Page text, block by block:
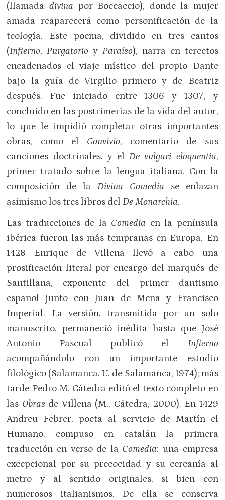
(llamada divina por Boccaccio), donde la mujer
amada reaparecerá como personificación de la
teología. Este poema, dividido en tres cantos
(Infierno,PurgatorioyParaíso), narra en tercetos
encadenados el viaje místico del propio Dante
bajo la guía de Virgilio primero y de Beatriz
después. Fue iniciado entre 1306 y 1307, y
concluido en las postrimerías de la vida del autor,
lo que le impidió completar otras importantes
obras, como el Convivio, comentario de sus
canciones doctrinales, y elDe vulgari eloquentia,
primer tratado sobre la lengua italiana. Con la
composición de la Divina Comedia se enlazan
asimismo los tres libros delDe Monarchia.
Las traducciones de la Comedia en la península
ibérica fueron las más tempranas en Europa. En
1428 Enrique de Villena llevó a cabo una
prosificación literal por encargo del marqués de
Santillana, exponente del primer dantismo
español junto con Juan de Mena y Francisco
Imperial. La versión, transmitida por un solo
manuscrito, permaneció inédita hasta que José
Antonio Pascual publicó el Infierno
acompañándolo con un importante estudio
filológico (Salamanca, U. de Salamanca, 1974); más
tarde Pedro M. Cátedra editó el texto completo en
las Obras de Villena (M., Cátedra, 2000). En 1429
Andreu Febrer, poeta al servicio de Martín el
Humano, compuso en catalán la primera
traducción en verso de la Comedia: una empresa
excepcional por su precocidad y su cercanía al
metro y al sentido originales, si bien con
numerosos italianismos. De ella se conserva